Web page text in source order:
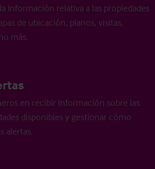
información relativa a las propiedades
de ubicación, planos, visitas,
más.
en recibir información sobre las
disponibles y gestionar cómo
alertas.